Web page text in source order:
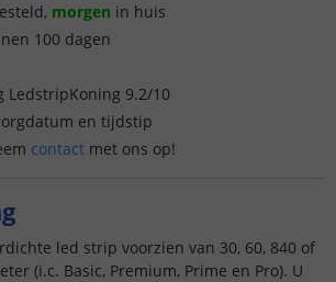
morgen in huis
100 dagen
LedstripKoning 9.2/10
en tijdstip
contact met ons op!
led strip voorzien van 30, 60, 840 of
(i.c. Basic, Premium, Prime en Pro). U